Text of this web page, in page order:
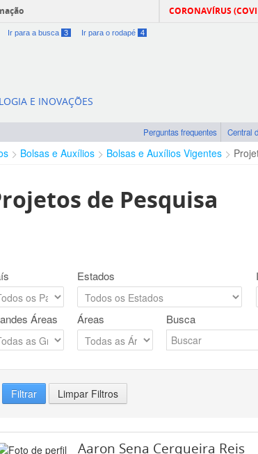
CORONAVÍRUS
Ir para a busca 3 Ir para o rodapé 4
E INOVAÇÕES
Perguntas frequentes Central
Bolsas e Auxílios Bolsas e Auxílios Vigentes
de Pesquisa
Estados
Áreas Áreas Busca
Filtrar Limpar Filtros
Aaron Sena Cerqueira Reis